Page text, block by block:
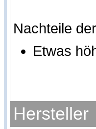
Nachteile
Etwas
Hersteller